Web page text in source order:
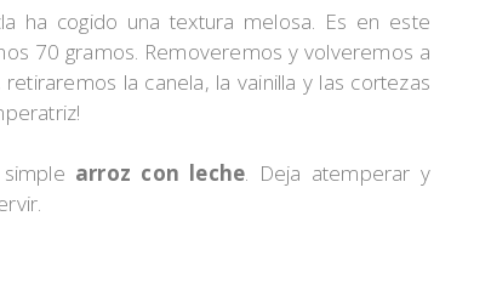
ha cogido una textura melosa. Es en este
70 gramos. Removeremos y volveremos a
la canela, la vainilla y las cortezas
arroz con leche. Deja atemperar y